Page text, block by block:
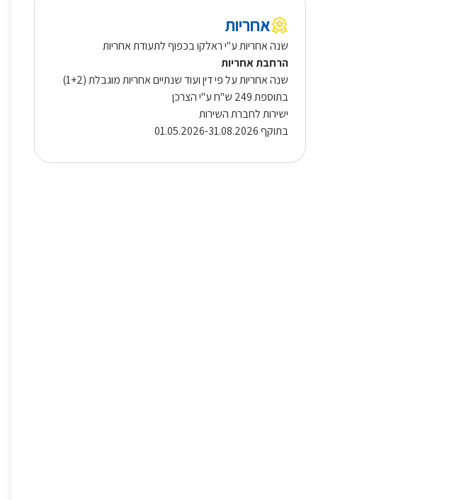
אחריות
שנה אחריות ע"י ראלקו בכפוף לתעודת אחריות
הרחבת אחריות
שנה אחריות על פי דין ועוד שנתיים אחריות מוגבלת (1+2)
בתוספת 249 ש"ח ע"י הצרכן
ישירות לחברת השירות
בתוקף 01.05.2026-31.08.2026